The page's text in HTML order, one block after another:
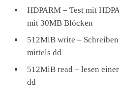
HDPARM – Test mit
mit 30MB Blöcken
512MiB write –
mittels dd
512MiB read – lesen
dd